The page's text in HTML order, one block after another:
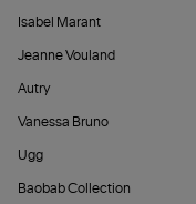
Isabel Marant
Jeanne Vouland
Autry
Vanessa Bruno
Ugg
Baobab Collection